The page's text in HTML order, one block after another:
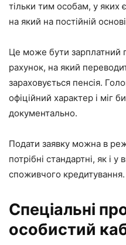
тільки тим особам, у яких
на який на постійній
Це може бути зарплатний
рахунок, на який
зараховується пенсія.
офіційний характер і міг
документально.
Подати заявку можна в
потрібні стандартні, як і
споживчого кредитування.
Спеціальні
особистий